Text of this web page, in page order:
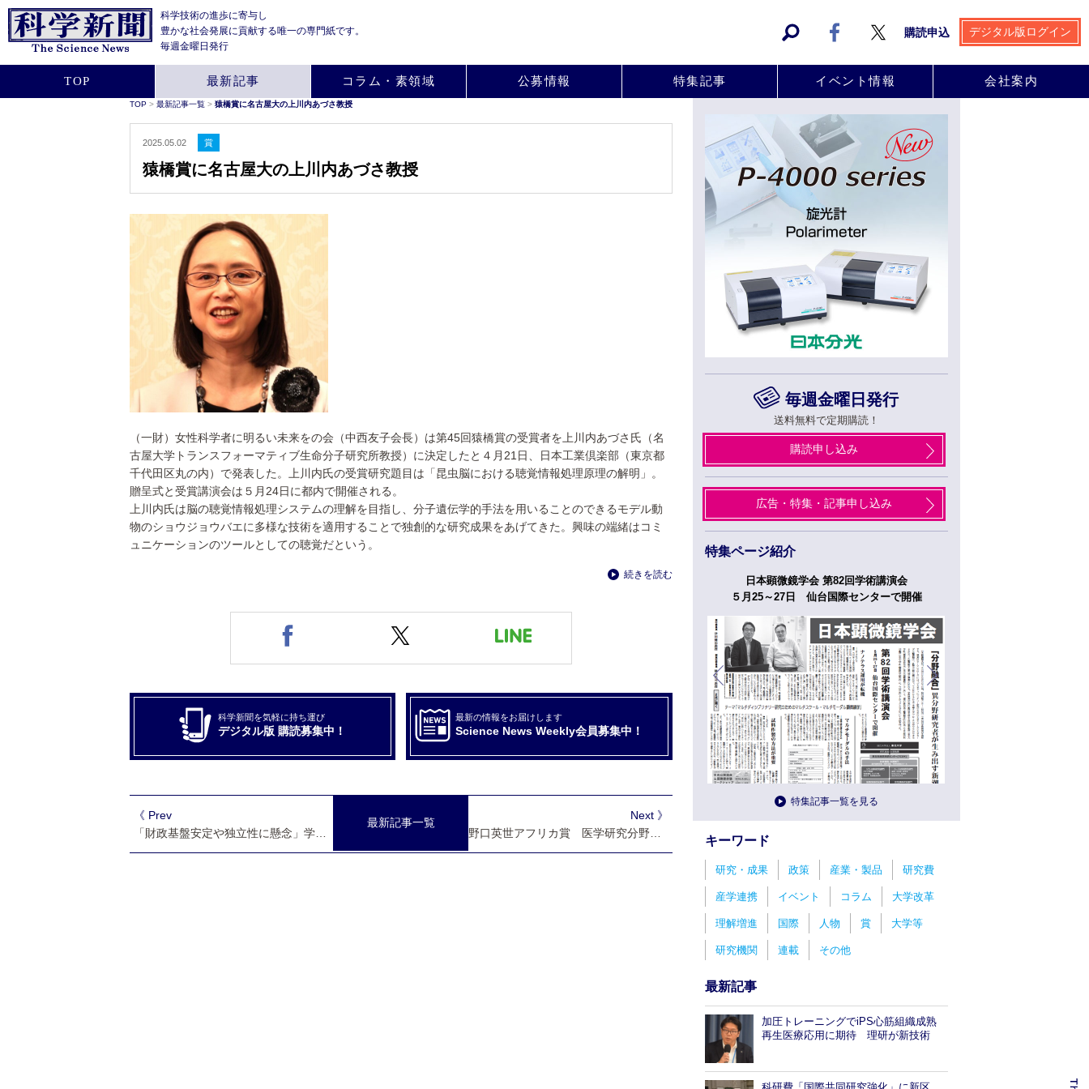
科学技術の進歩に寄与し
豊かな社会発展に貢献する唯一の専門紙です。
毎週金曜日発行
購読申込 デジタル版ログイン
TOP 最新記事 コラム・素領域 公募情報 特集記事 イベント情報 会社案内
TOP > 最新記事一覧 > 猿橋賞に名古屋大の上川内あづさ教授
2025.05.02 賞
猿橋賞に名古屋大の上川内あづさ教授
（一財）女性科学者に明るい未来をの会（中西友子会長）は第45回猿橋賞の受賞者を上川内あづさ氏（名
古屋大学トランスフォーマティブ生命分子研究所教授）に決定したと４月21日、日本工業倶楽部（東京都
千代田区丸の内）で発表した。上川内氏の受賞研究題目は「昆虫脳における聴覚情報処理原理の解明」。
贈呈式と受賞講演会は５月24日に都内で開催される。
上川内氏は脳の聴覚情報処理システムの理解を目指し、分子遺伝学的手法を用いることのできるモデル動
物のショウジョウバエに多様な技術を適用することで独創的な研究成果をあげてきた。興味の端緒はコミ
ュニケーションのツールとしての聴覚だという。
続きを読む
科学新聞を気軽に持ち運び
デジタル版 購読募集中！
最新の情報をお届けします
Science News Weekly会員募集中！
最新記事一覧
Next 》
《 Prev
「財政基盤安定や独立性に懸念」学術会議が法人化法案修正求める
毎週金曜日発行
送料無料で定期購読！
購読申し込み
広告・特集・記事申し込み
特集ページ紹介
日本薬学会第145年会 ３月26日から29日まで
日本顕微鏡学会 第82回学術講演会
５月25～27日 仙台国際センターで開催
特集記事一覧を見る
キーワード
研究・成果 政策 産業・製品 研究費
産学連携 イベント コラム 大学改革
理解増進 国際 人物 賞 大学等
研究機関 連載 その他
最新記事
加圧トレーニングでiPS心筋組織成熟
再生医療応用に期待 理研が新技術